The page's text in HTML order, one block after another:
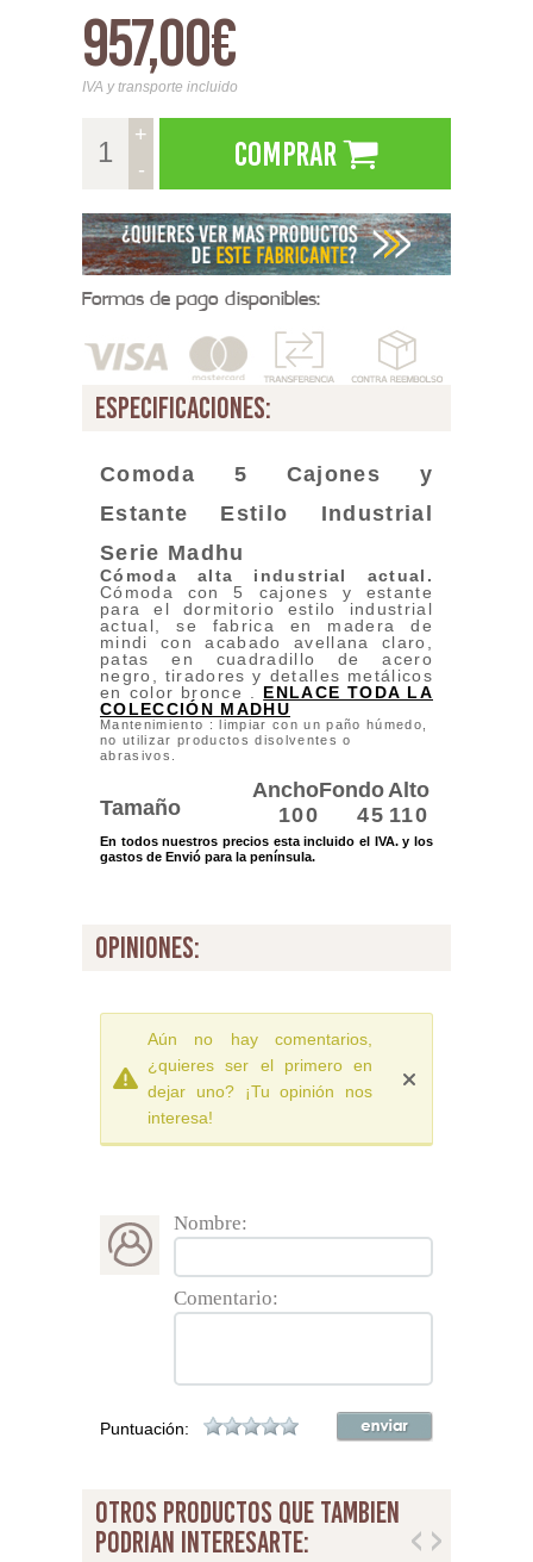
957,00€
IVA y transporte incluido
+
-
Comprar
Formas de pago disponibles:
especificaciones:
Comoda 5 Cajones y
Estante Estilo Industrial
Serie Madhu
Cómoda alta industrial actual.
Cómoda con 5 cajones y estante
para el dormitorio estilo industrial
actual, se fabrica en madera de
mindi con acabado avellana claro,
patas en cuadradillo de acero
negro, tiradores y detalles metálicos
en color bronce . ENLACE TODA LA
COLECCIÓN MADHU
Mantenimiento : limpiar con un paño húmedo,
no utilizar productos disolventes o
abrasivos.
AnchoFondoAlto
Tamaño 100 45 110
En todos nuestros precios esta incluido el IVA. y los
gastos de Envió para la península.
opiniones:
Aún no hay comentarios,
¿quieres ser el primero en
dejar uno? ¡Tu opinión nos
interesa!
Nombre:
Comentario:
Puntuación:
otros productos que tambien
podrian interesarte: